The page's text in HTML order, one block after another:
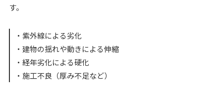
す。
・紫外線による劣化
・建物の揺れや動きによる伸縮
・経年劣化による硬化
・施工不良（厚み不足など）